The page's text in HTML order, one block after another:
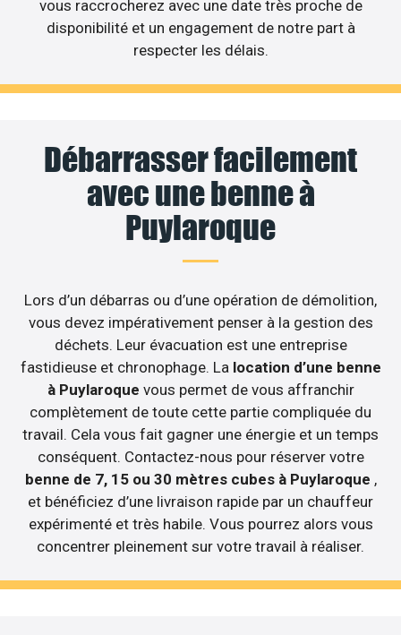
vous raccrocherez avec une date très proche de
disponibilité et un engagement de notre part à
respecter les délais.
Débarrasser facilement
avec une benne à
Puylaroque
Lors d’un débarras ou d’une opération de démolition,
vous devez impérativement penser à la gestion des
déchets. Leur évacuation est une entreprise
fastidieuse et chronophage. La location d’une benne
à Puylaroque vous permet de vous affranchir
complètement de toute cette partie compliquée du
travail. Cela vous fait gagner une énergie et un temps
conséquent. Contactez-nous pour réserver votre
benne de 7, 15 ou 30 mètres cubes à Puylaroque ,
et bénéficiez d’une livraison rapide par un chauffeur
expérimenté et très habile. Vous pourrez alors vous
concentrer pleinement sur votre travail à réaliser.